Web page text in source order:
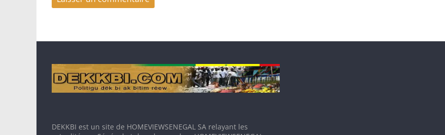
DEKKBI est un site de HOMEVIEWSENEGAL SA relayant les